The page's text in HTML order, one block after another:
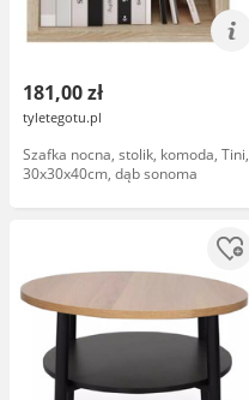
181,00 zł
tyletegotu.pl
Szafka nocna, stolik, komoda, Tini,
30x30x40cm, dąb sonoma